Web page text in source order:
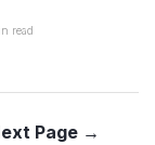
read
Page →